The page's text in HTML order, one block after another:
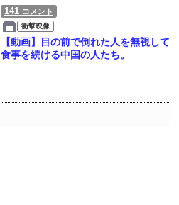
141 コメント
衝撃映像
【動画】目の前で倒れた人を無視して
食事を続ける中国の人たち。